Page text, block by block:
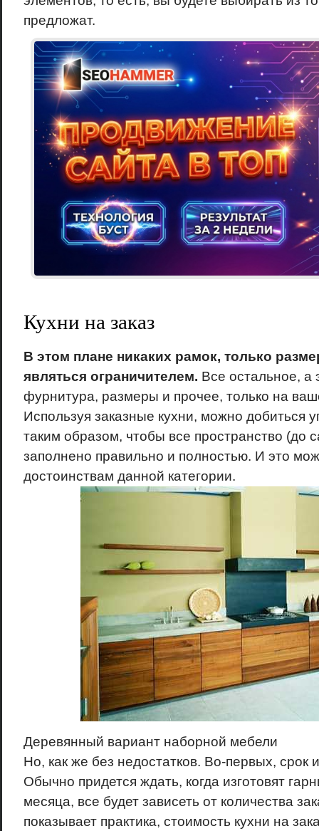
предложат.
Кухни на заказ
В этом плане никаких рамок, только
являться ограничителем. Все остальное, а
фурнитура, размеры и прочее, только на
Используя заказные кухни, можно добиться
таким образом, чтобы все пространство (до
заполнено правильно и полностью. И это
достоинствам данной категории.
Деревянный вариант наборной мебели
Но, как же без недостатков. Во-первых, срок
Обычно придется ждать, когда изготовят
месяца, все будет зависеть от количества
показывает практика, стоимость кухни на